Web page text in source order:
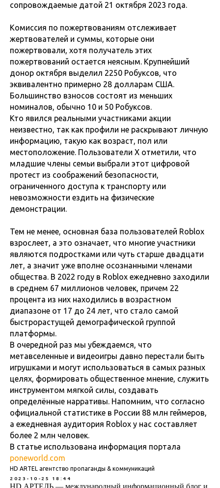
сопровождаемые датой 21 октября 2023 года.
Комиссия по пожертвованиям отслеживает
жертвователей и суммы, которые они
пожертвовали, хотя получатель этих
пожертвований остается неясным. Крупнейший
донор октября выделил 2250 Робуксов, что
эквивалентно примерно 28 долларам США.
Большинство взносов состоят из меньших
номиналов, обычно 10 и 50 Робуксов.
Кто явился реальными участниками акции
неизвестно, так как профили не раскрывают личную
информацию, такую ​​как возраст, пол или
местоположение. Пользователи X отметили, что
младшие члены семьи выбрали этот цифровой
протест из соображений безопасности,
ограниченного доступа к транспорту или
невозможности ездить на физические
демонстрации.
Тем не менее, основная база пользователей Roblox
взрослеет, а это означает, что многие участники
являются подростками или чуть старше двадцати
лет, а значит уже вполне осознанными членами
общества. В 2022 году в Roblox ежедневно заходили
в среднем 67 миллионов человек, причем 22
процента из них находились в возрастном
диапазоне от 17 до 24 лет, что стало самой
быстрорастущей демографической группой
платформы.
В очередной раз мы убеждаемся, что
метавселенные и видеоигры давно перестали быть
игрушками и могут использоваться в самых разных
целях, формировать общественное мнение, служить
инструментом мягкой силы, создавать
определённые нарративы. Напомним, что согласно
официальной статистике в России 88 млн геймеров,
а ежедневная аудитория Roblox у нас составляет
более 2 млн человек.
В статье использована информация портала
poneworld.com
HD ARTEL агентство пропаганды & коммуникаций
2023-10-25 18:44
HD АРТЕЛЬ — международный информационный блог и